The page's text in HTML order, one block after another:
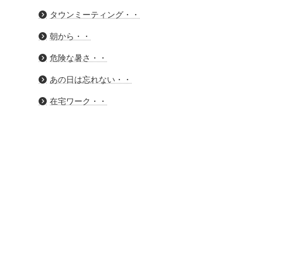
タウンミーティング・・
朝から・・
危険な暑さ・・
あの日は忘れない・・
在宅ワーク・・